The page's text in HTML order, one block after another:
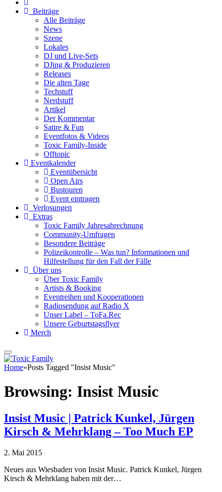
Beiträge
Alle Beiträge
News
Szene
Lokales
DJ und Live-Sets
DJing & Produzieren
Releases
Die alten Tage
Techstuff
Nerdstuff
Artikel
Der Kommentar
Satire & Fun
Eventfotos & Videos
Toxic Family-Inside
Offtopic
Eventkalender
Eventübersicht
Open Airs
Bustouren
Event eintragen
Verlosungen
Extras
Toxic Family Jahresabrechnung
Community-Umfragen
Besondere Beiträge
Polizeikontrolle – Was tun? Informationen und
Hilfestellung für den Fall der Fälle
Über uns
Über Toxic Family
Artists & Booking
Eventreihen und Kooperationen
Radiosendung auf Radio X
Unser Label – ToFa.Rec
Unsere Geburtstagsflyer
Merch
Home»Posts Tagged "Insist Music"
Browsing: Insist Music
Insist Music | Patrick Kunkel, Jürgen
Kirsch & Mehrklang – Too Much EP
2. Mai 2015
Neues aus Wiesbaden von Insist Music. Patrick Kunkel, Jürgen
Kirsch & Mehrklang haben mit der…